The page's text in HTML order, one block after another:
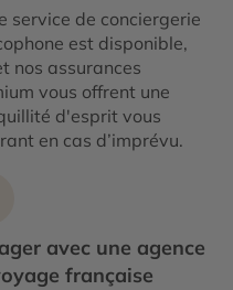
service de conciergerie
est disponible,
nos assurances
vous offrent une
d'esprit vous
en cas d’imprévu.
avec une agence
française